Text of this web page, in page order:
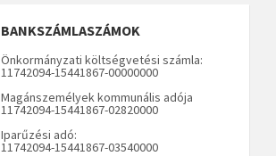
BANKSZÁMLASZÁMOK
Önkormányzati költségvetési számla:
11742094-15441867-00000000
Magánszemélyek kommunális adója
11742094-15441867-02820000
Iparűzési adó:
11742094-15441867-03540000